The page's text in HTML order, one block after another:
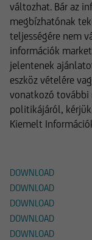
változhat. Bár az
megbízhatónak
teljességére nem
információk
jelentenek
eszköz vételére
vonatkozó további
politikájáról,
Kiemelt
DOWNLOAD
DOWNLOAD
DOWNLOAD
DOWNLOAD
DOWNLOAD